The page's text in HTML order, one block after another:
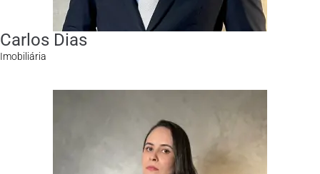
Carlos Dias
Imobiliária